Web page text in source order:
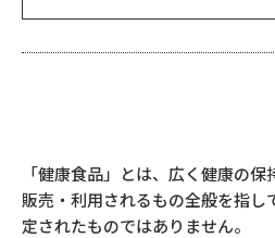
「健康食品」とは、広く健康の
販売・利用されるもの全般を指し
定されたものではありません。